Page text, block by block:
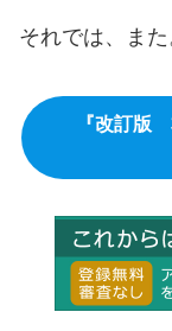
それでは、また
『改訂版